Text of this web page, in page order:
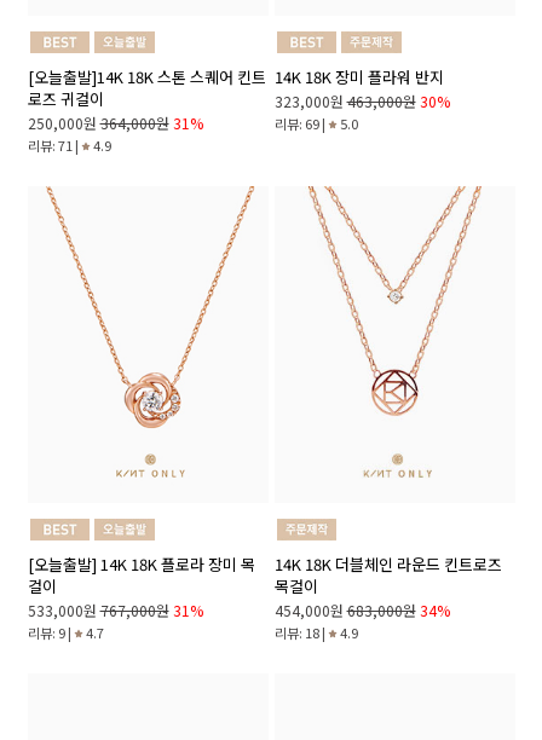
[오늘출발]14K 18K 스톤 스퀘어 킨트
로즈 귀걸이
250,000원 364,000원 31%
리뷰: 71 | 4.9
14K 18K 장미 플라워 반지
323,000원 463,000원 30%
리뷰: 69 | 5.0
[오늘출발] 14K 18K 플로라 장미 목
걸이
533,000원 767,000원 31%
리뷰: 9 | 4.7
14K 18K 더블체인 라운드 킨트로즈
목걸이
454,000원 683,000원 34%
리뷰: 18 | 4.9